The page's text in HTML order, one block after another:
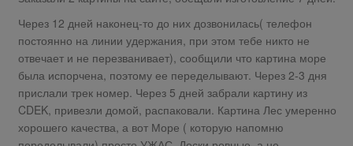
Через 12 дней наконец-то до них дозвонилась( телефон
постоянно на линии удержания, при этом тебе никто не
отвечает и не перезванивает), сообщили что картина море
была испорчена, поэтому ее переделывают. Через 2-3 дня
прислали трек номер. Через 5 дней забрали картину из
CDEK, привезли домой, распаковали. Картина Лес умеренно
хорошего качества, а вот Море ( которую напомню